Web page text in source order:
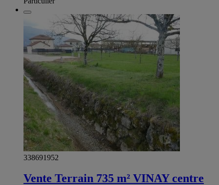
338691952
Vente Terrain 735 m² VINAY centre